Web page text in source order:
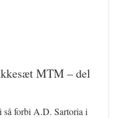
MTM – del
så forbi A.D. Sartoria i